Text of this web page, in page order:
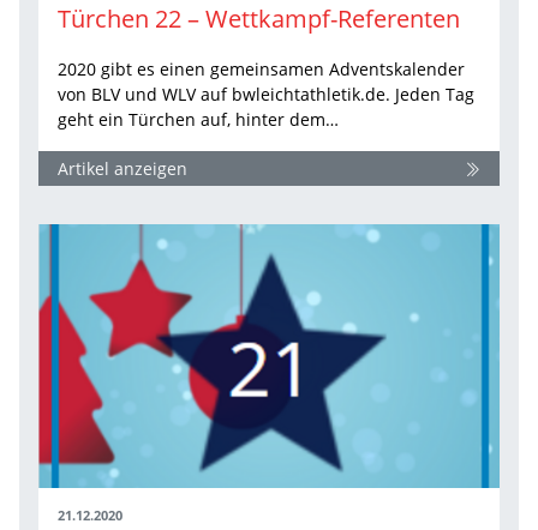
Türchen 22 – Wettkampf-Referenten
2020 gibt es einen gemeinsamen Adventskalender
von BLV und WLV auf bwleichtathletik.de. Jeden Tag
geht ein Türchen auf, hinter dem…
Artikel anzeigen
21.12.2020